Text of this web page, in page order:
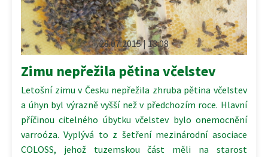
28.07.2015 | 13:08
Zimu nepřežila pětina včelstev
Letošní zimu v Česku nepřežila zhruba pětina včelstev
a úhyn byl výrazně vyšší než v předchozím roce. Hlavní
příčinou citelného úbytku včelstev bylo onemocnění
varroóza. Vyplývá to z šetření mezinárodní asociace
COLOSS, jehož tuzemskou část měli na starost